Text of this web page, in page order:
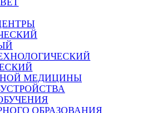
МЕДИЦИНЫ
ОБРАЗОВАНИЯ